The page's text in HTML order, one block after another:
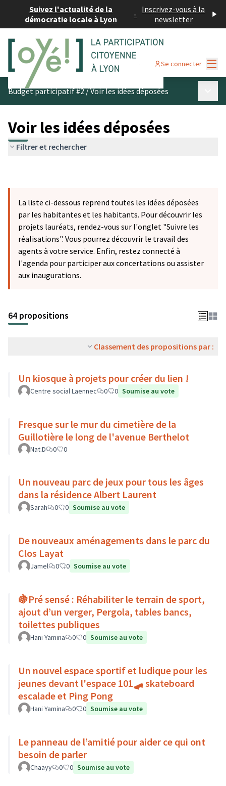
Suivez l'actualité de la
démocratie locale à Lyon
- Inscrivez-vous à la
newsletter
Se connecter
Budget participatif #2/Voir les idées déposées
Voir les idées déposées
Filtrer et rechercher
La liste ci-dessous reprend toutes les idées déposées
par les habitantes et les habitants. Pour découvrir les
projets lauréats, rendez-vous sur l'onglet "Suivre les
réalisations". Vous pourrez découvrir le travail des
agents à votre service. Enfin, restez connecté à
l'agenda pour participer aux concertations ou assister
aux inaugurations.
64 propositions
Classement des propositions par :
Un kiosque à projets pour créer du lien !
Centre social Laennec 0 0 Soumise au vote
Fresque sur le mur du cimetière de la
Guillotière le long de l'avenue Berthelot
Nat.D 0 0
Un nouveau parc de jeux pour tous les âges
dans la résidence Albert Laurent
Sarah 0 0 Soumise au vote
De nouveaux aménagements dans le parc du
Clos Layat
Jamel 0 0 Soumise au vote
🍇Pré sensé : Réhabiliter le terrain de sport,
ajout d’un verger, Pergola, tables bancs,
toilettes publiques
Hani Yamina 0 0 Soumise au vote
Un nouvel espace sportif et ludique pour les
jeunes devant l'espace 101🛹 skateboard
escalade et Ping Pong
Hani Yamina 0 0 Soumise au vote
Le panneau de l’amitié pour aider ce qui ont
besoin de parler
Chaayy 0 0 Soumise au vote